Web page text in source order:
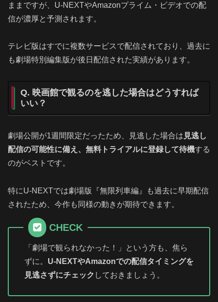
ままですが、U-NEXTやAmazonプライム・ビデオでの配
信が濃厚と予測されます。
テレビ版はすでに複数サービスで配信されており、過去に
も劇場特別編集版が後日配信された実績があります。
Q. 映画館で観るのを逃した場合はどうすれば
いい？
劇場公開が1週間限定だったため、見逃した場合は 見逃し
配信の可能性に備え、無料トライアルに登録して待機する
のがベストです。
特にU-NEXTでは劇場版『無限列車編』も過去に早期配信
されたため、今作も同様の動きが期待できます。
CHECK
「劇場で観られなかった！」という方も、焦ら
ずに。 U-NEXTやAmazonでの配信タイミングを
見逃さずにチェック しておきましょう。